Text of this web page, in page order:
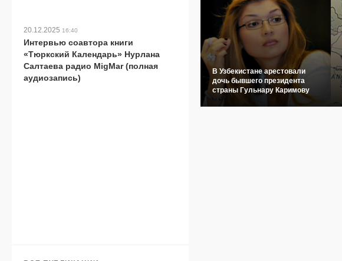
В Узбекистане арестовали
дочь бывшего президента
страны Гульнару Каримову
20.12.2025 16:40
Интервью соавтора книги
«Тюркский Календарь» Нурлана
Салтаева радио MigMar (полная
аудиозапись)